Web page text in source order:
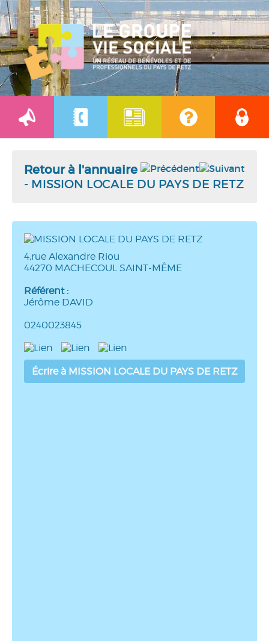
Retour à l'annuaire
- MISSION LOCALE DU PAYS DE RETZ
4,rue Alexandre Riou
44270 MACHECOUL SAINT-MÊME
Référent :
Jérôme DAVID
0240023845
Écrire à MISSION LOCALE DU PAYS DE RETZ